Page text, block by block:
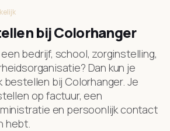
bij Colorhanger
bedrijf, school, zorginstelling,
Dan kun je
bestellen bij Colorhanger. Je
op factuur, een
en persoonlijk contact
hebt.